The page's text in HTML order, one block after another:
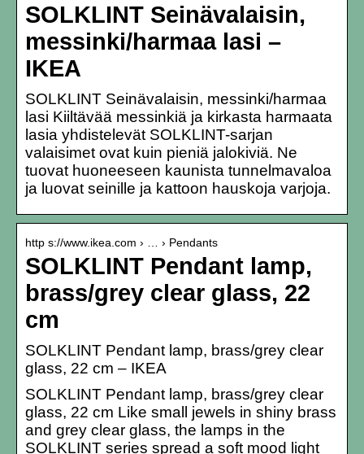
SOLKLINT Seinävalaisin,
messinki/harmaa lasi –
IKEA
SOLKLINT Seinävalaisin, messinki/harmaa
lasi Kiiltävää messinkiä ja kirkasta harmaata
lasia yhdistelevät SOLKLINT-sarjan
valaisimet ovat kuin pieniä jalokiviä. Ne
tuovat huoneeseen kaunista tunnelmavaloa
ja luovat seinille ja kattoon hauskoja varjoja.
http s://www.ikea.com › … › Pendants
SOLKLINT Pendant lamp,
brass/grey clear glass, 22
cm
SOLKLINT Pendant lamp, brass/grey clear
glass, 22 cm – IKEA
SOLKLINT Pendant lamp, brass/grey clear
glass, 22 cm Like small jewels in shiny brass
and grey clear glass, the lamps in the
SOLKLINT series spread a soft mood light